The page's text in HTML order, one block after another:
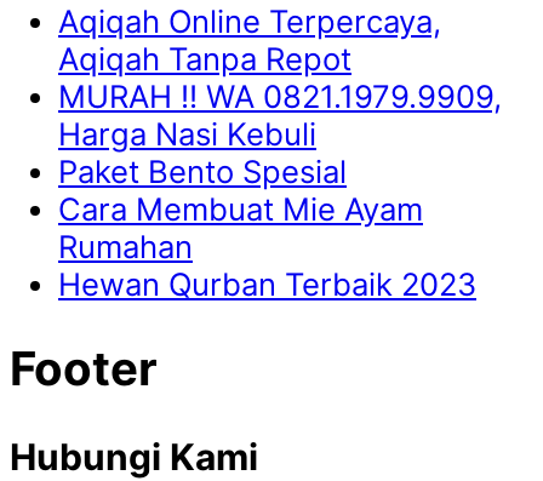
Aqiqah Online Terpercaya,
Aqiqah Tanpa Repot
MURAH !! WA 0821.1979.9909,
Harga Nasi Kebuli
Paket Bento Spesial
Cara Membuat Mie Ayam
Rumahan
Hewan Qurban Terbaik 2023
Footer
Hubungi Kami